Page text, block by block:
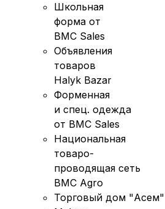
Школьная
форма от
BMC Sales
Объявления
товаров
Halyk Bazar
Форменная
и спец. одежда
от BMC Sales
Национальная
товаро-
проводящая сеть
BMC Agro
Торговый дом "Асем"